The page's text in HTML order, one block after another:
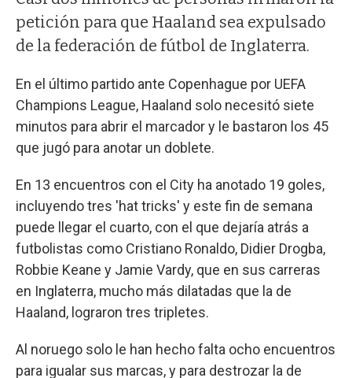
petición para que Haaland sea expulsado
de la federación de fútbol de Inglaterra.
En el último partido ante Copenhague por UEFA
Champions League, Haaland solo necesitó siete
minutos para abrir el marcador y le bastaron los 45
que jugó para anotar un doblete.
En 13 encuentros con el City ha anotado 19 goles,
incluyendo tres 'hat tricks' y este fin de semana
puede llegar el cuarto, con el que dejaría atrás a
futbolistas como Cristiano Ronaldo, Didier Drogba,
Robbie Keane y Jamie Vardy, que en sus carreras
en Inglaterra, mucho más dilatadas que la de
Haaland, lograron tres tripletes.
Al noruego solo le han hecho falta ocho encuentros
para igualar sus marcas, y para destrozar la de